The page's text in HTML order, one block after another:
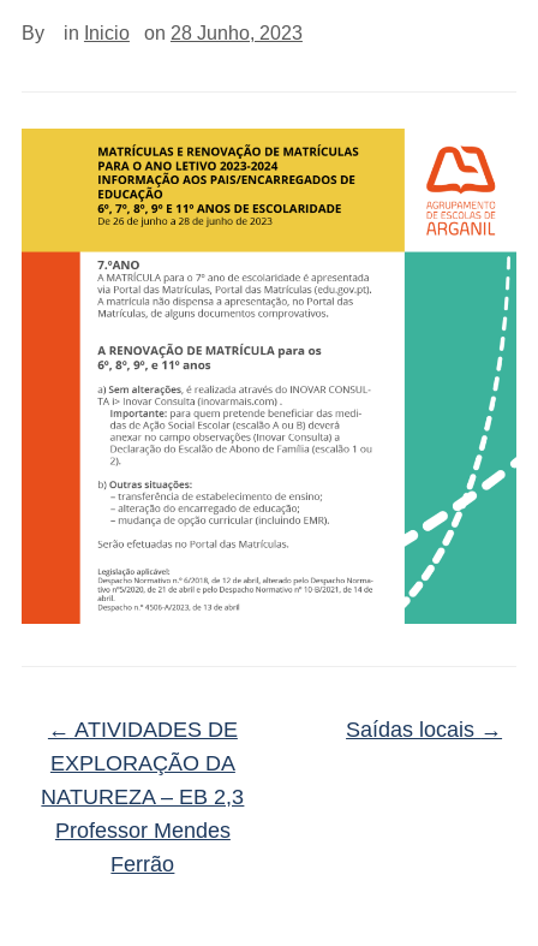
By in Inicio on 28 Junho, 2023
← ATIVIDADES DE
EXPLORAÇÃO DA
NATUREZA – EB 2,3
Professor Mendes
Ferrão
Saídas locais →